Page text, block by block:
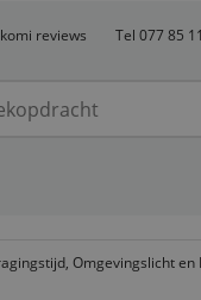
reviews Tel 077 85
Omgevingslicht en